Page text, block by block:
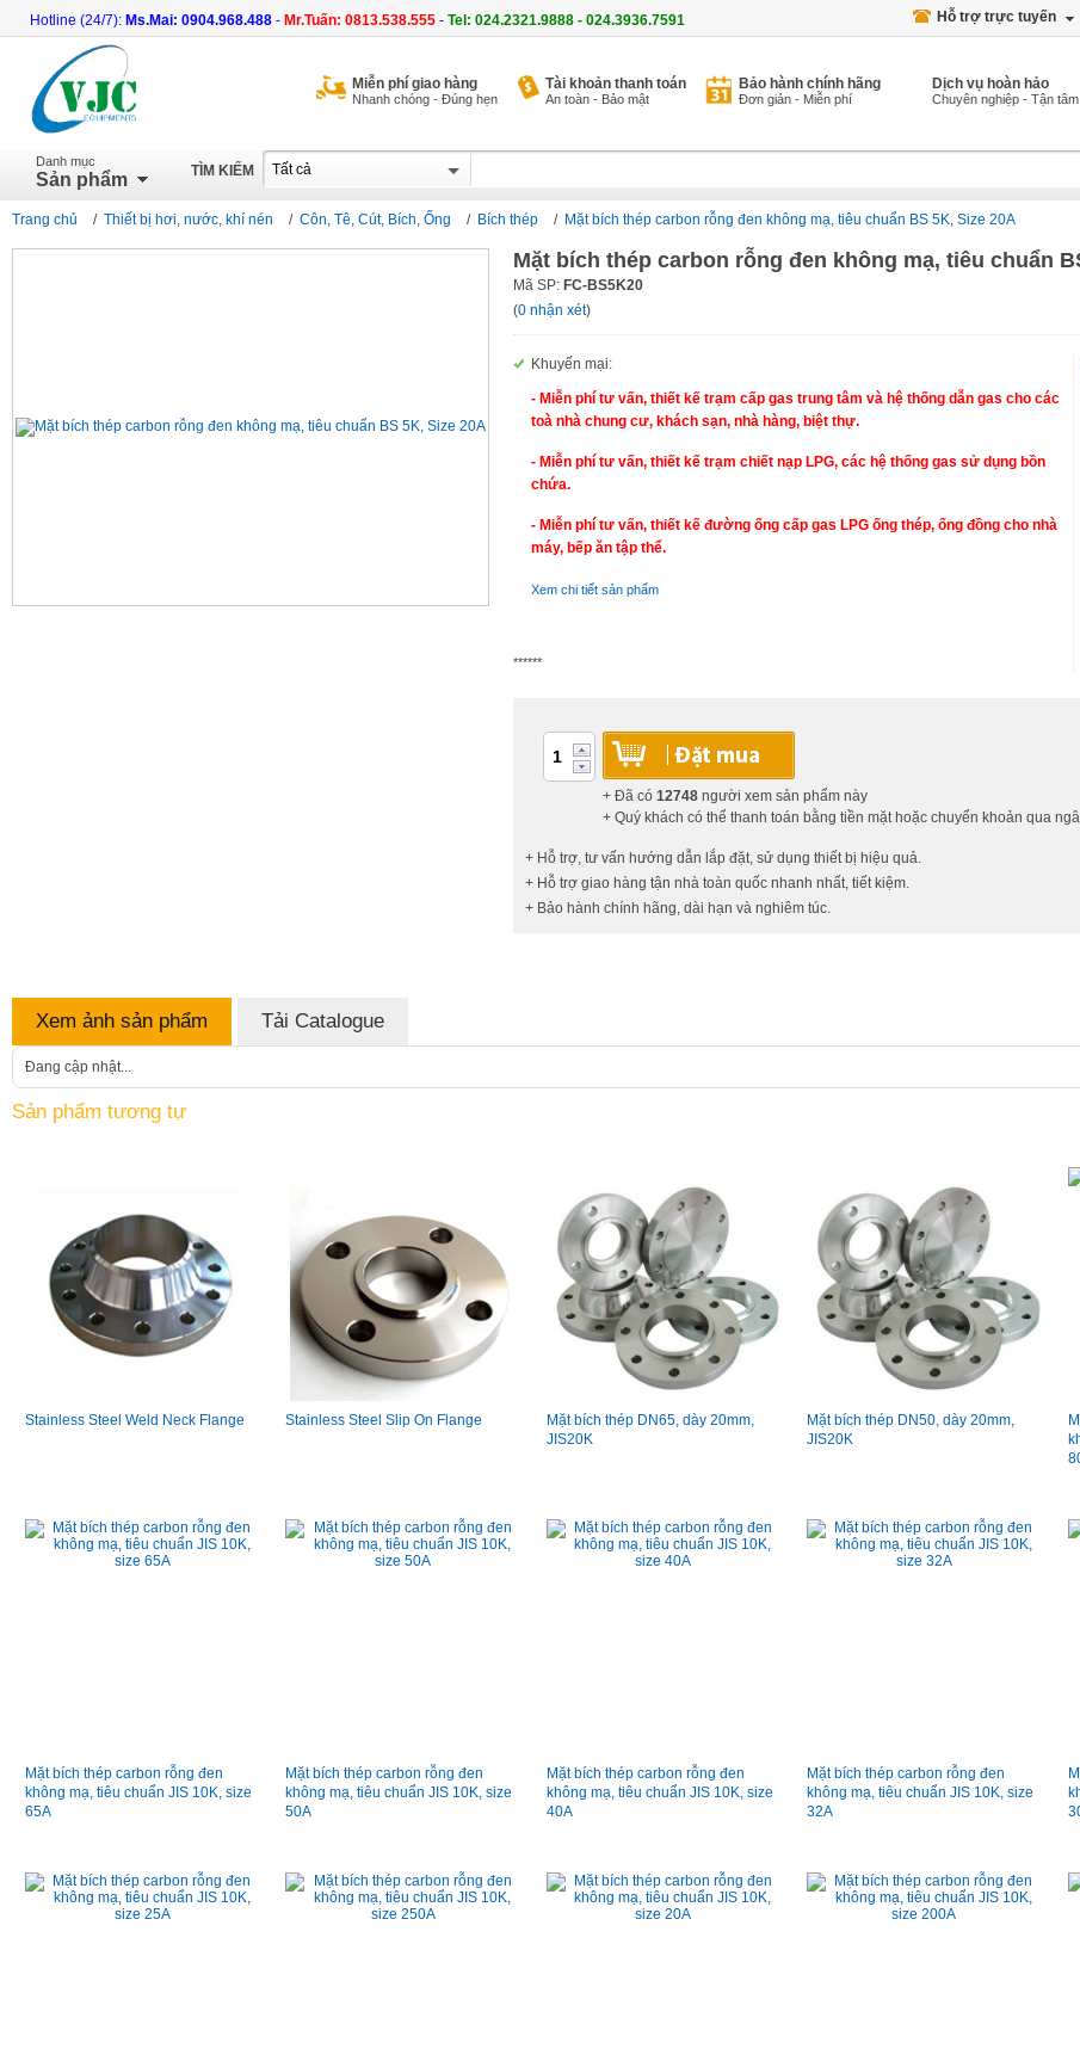
Hotline (24/7): Ms.Mai: 0904.968.488 - Mr.Tuấn: 0813.538.555 - Tel: 024.2321.9888 - 024.3936.7591 Hỗ trợ trực tuyến
Miễn phí giao hàng
Nhanh chóng - Đúng hẹn
Tài khoản thanh toán
An toàn - Bảo mật
Bảo hành chính hãng
Đơn giản - Miễn phí
Dịch vụ hoàn hảo
Chuyên nghiệp - Tận tâm
TÌM KIẾM
Danh mục
Sản phẩm
Trang chủ / Thiết bị hơi, nước, khí nén / Côn, Tê, Cút, Bích, Ống / Bích thép / Mặt bích thép carbon rỗng đen không mạ, tiêu chuẩn BS 5K, Size 20A
Mặt bích thép carbon rỗng đen không mạ, tiêu chuẩn
Mã SP: FC-BS5K20
(0 nhận xét)
Khuyến mại:
- Miễn phí tư vấn, thiết kế trạm cấp gas trung tâm và hệ thống dẫn gas cho các
toà nhà chung cư, khách sạn, nhà hàng, biệt thự.
- Miễn phí tư vấn, thiết kế trạm chiết nạp LPG, các hệ thống gas sử dụng bồn
chứa.
- Miễn phí tư vấn, thiết kế đường ống cấp gas LPG ống thép, ống đồng cho nhà
máy, bếp ăn tập thể.
Xem chi tiết sản phẩm
******
+ Đã có 12748 người xem sản phẩm này
+ Quý khách có thể thanh toán bằng tiền mặt hoặc chuyển khoản qua
+ Hỗ trợ, tư vấn hướng dẫn lắp đặt, sử dụng thiết bị hiệu quả.
+ Hỗ trợ giao hàng tận nhà toàn quốc nhanh nhất, tiết kiệm.
+ Bảo hành chính hãng, dài hạn và nghiêm túc.
Xem ảnh sản phẩm Tải Catalogue
Đang cập nhật...
Sản phẩm tương tự
Stainless Steel Weld Neck Flange Stainless Steel Slip On Flange
Mặt bích thép DN65, dày 20mm,
JIS20K
Mặt bích thép DN50, dày 20mm,
JIS20K
Mặt bích thép carbon rỗng đen
không mạ, tiêu chuẩn JIS 10K, size
65A
Mặt bích thép carbon rỗng đen
không mạ, tiêu chuẩn JIS 10K, size
50A
Mặt bích thép carbon rỗng đen
không mạ, tiêu chuẩn JIS 10K, size
40A
Mặt bích thép carbon rỗng đen
không mạ, tiêu chuẩn JIS 10K, size
32A